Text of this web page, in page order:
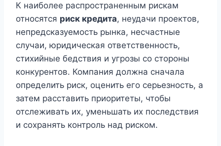
К наиболее распространенным рискам
относятся риск кредита, неудачи проектов,
непредсказуемость рынка, несчастные
случаи, юридическая ответственность,
стихийные бедствия и угрозы со стороны
конкурентов. Компания должна сначала
определить риск, оценить его серьезность, а
затем расставить приоритеты, чтобы
отслеживать их, уменьшать их последствия
и сохранять контроль над риском.